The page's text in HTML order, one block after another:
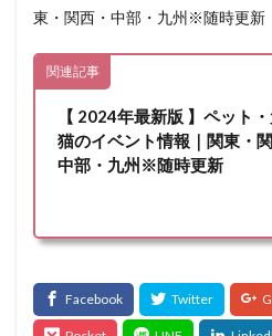
東・関西・中部・九州※随時更新
関連記事
【 2024年最新版 】ペット
猫のイベント情報｜関東・関
中部・九州※随時更新